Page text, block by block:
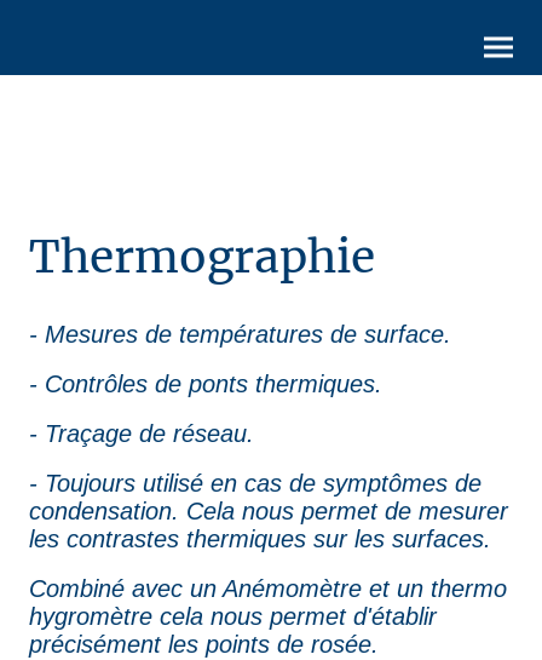
Thermographie
- Mesures de températures de surface.
- Contrôles de ponts thermiques.
- Traçage de réseau.
- Toujours utilisé en cas de symptômes de
condensation. Cela nous permet de mesurer
les contrastes thermiques sur les surfaces.
Combiné avec un Anémomètre et un thermo
hygromètre cela nous permet d'établir
précisément les points de rosée.